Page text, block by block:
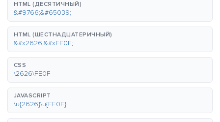
HTML (ДЕСЯТИЧНЫЙ)
&#9766;&#65039;
HTML (ШЕСТНАДЦАТЕРИЧНЫЙ)
&#x2626;&#xFE0F;
CSS
\2626\FE0F
JAVASCRIPT
\u{2626}\u{FE0F}